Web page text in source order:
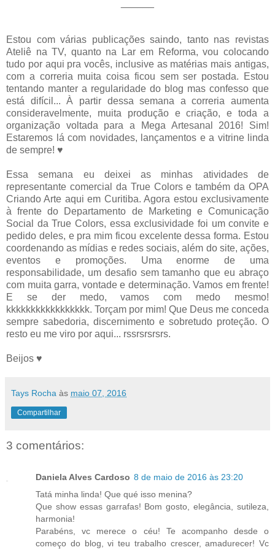
Estou com várias publicações saindo, tanto nas revistas
Ateliê na TV, quanto na Lar em Reforma, vou colocando
tudo por aqui pra vocês, inclusive as matérias mais antigas,
com a correria muita coisa ficou sem ser postada. Estou
tentando manter a regularidade do blog mas confesso que
está difícil... À partir dessa semana a correria aumenta
consideravelmente, muita produção e criação, e toda a
organização voltada para a Mega Artesanal 2016! Sim!
Estaremos lá com novidades, lançamentos e a vitrine linda
de sempre! ♥
Essa semana eu deixei as minhas atividades de
representante comercial da True Colors e também da OPA
Criando Arte aqui em Curitiba. Agora estou exclusivamente
à frente do Departamento de Marketing e Comunicação
Social da True Colors, essa exclusividade foi um convite e
pedido deles, e pra mim ficou excelente dessa forma. Estou
coordenando as mídias e redes sociais, além do site, ações,
eventos e promoções. Uma enorme de uma
responsabilidade, um desafio sem tamanho que eu abraço
com muita garra, vontade e determinação. Vamos em frente!
E se der medo, vamos com medo mesmo!
kkkkkkkkkkkkkkkkk. Torçam por mim! Que Deus me conceda
sempre sabedoria, discernimento e sobretudo proteção. O
resto eu me viro por aqui... rssrsrsrsrs.
Beijos ♥
Tays Rocha às maio 07, 2016
Compartilhar
3 comentários:
Daniela Alves Cardoso 8 de maio de 2016 às 23:20
Tatá minha linda! Que qué isso menina?
Que show essas garrafas! Bom gosto, elegância, sutileza,
harmonia!
Parabéns, vc merece o céu! Te acompanho desde o
começo do blog, vi teu trabalho crescer, amadurecer! Vc